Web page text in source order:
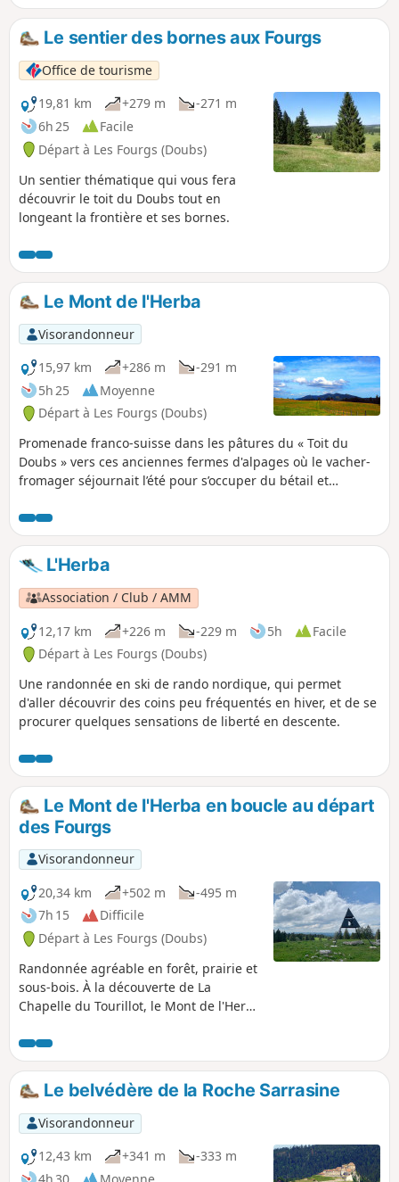
Le sentier des bornes aux Fourgs
Office de tourisme
19,81 km
+279 m
-271 m
6h 25
Facile
Départ à Les Fourgs (Doubs)
Un sentier thématique qui vous fera
découvrir le toit du Doubs tout en
longeant la frontière et ses bornes.
Le Mont de l'Herba
Visorandonneur
15,97 km
+286 m
-291 m
5h 25
Moyenne
Départ à Les Fourgs (Doubs)
Promenade franco-suisse dans les pâtures du « Toit du
Doubs » vers ces anciennes fermes d'alpages où le vacher-
fromager séjournait l’été pour s’occuper du bétail et
le Chasseron, les Petites Roches, le Cochet et la Montagne
de Baulmes.
L'Herba
Association / Club / AMM
12,17 km
+226 m -229 m 5h
Facile
Départ à Les Fourgs (Doubs)
Une randonnée en ski de rando nordique, qui permet
d'aller découvrir des coins peu fréquentés en hiver, et de se
procurer quelques sensations de liberté en descente.
Le Mont de l'Herba en boucle au départ
des Fourgs
Visorandonneur
20,34 km
+502 m
-495 m
7h 15
Difficile
Départ à Les Fourgs (Doubs)
Randonnée agréable en forêt, prairie et
sous-bois. À la découverte de La
Chapelle du Tourillot, le Mont de l'Herba
des Aiguilles de Baulmes, du Chasseron
et des éoliennes de Sainte-Croix. N.B.
Vous traverserez beaucoup de champs
avec du bétail. Refermez bien les
barrières, fils, après votre passage. Il y a
beaucoup de points de passage, car les
sentiers sont parfois sans balisage, ou à
peine visibles. Je vous conseille d'avoir
Le belvédère de la Roche Sarrasine
Visorandonneur
12,43 km
+341 m
-333 m